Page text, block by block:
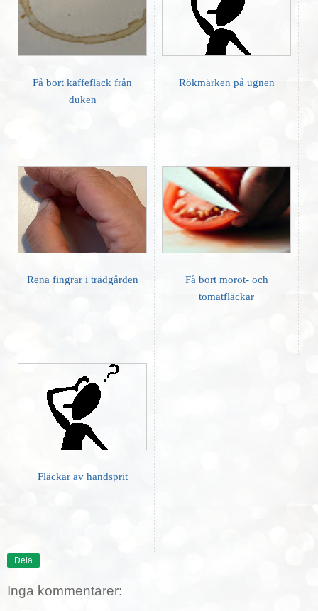
Få bort kaffefläck från
duken
Rökmärken på ugnen
Rena fingrar i trädgården
Få bort morot- och
tomatfläckar
Fläckar av handsprit
Dela
Inga kommentarer: